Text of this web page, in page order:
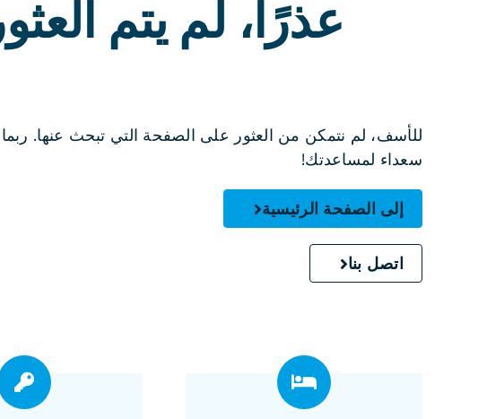
عذرًا، لم يتم
للأسف، لم نتمكن من العثور على الصفحة التي تبحث عنها.
سعداء لمساعدتك!
إلى الصفحة الرئيسية
اتصل بنا